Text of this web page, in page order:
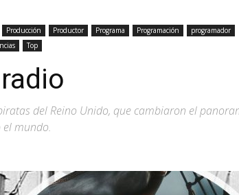
Producción Productor Programa Programación
programador
Top
del Reino Unido, que cambiaron el
mundo.